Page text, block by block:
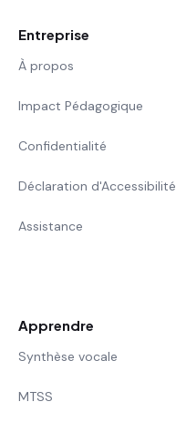
Entreprise
À propos
Impact Pédagogique
Confidentialité
Déclaration d'Accessibilité
Assistance
Apprendre
Synthèse vocale
MTSS